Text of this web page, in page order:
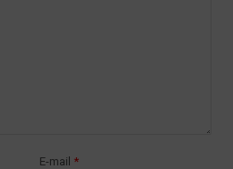
E-mail *